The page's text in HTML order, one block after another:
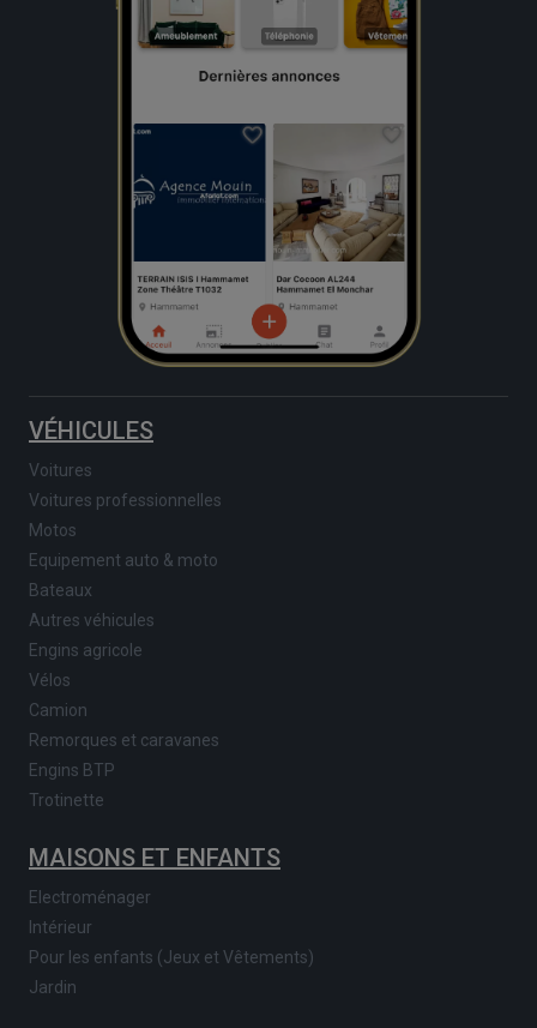
VÉHICULES
Voitures
Voitures professionnelles
Motos
Equipement auto & moto
Bateaux
Autres véhicules
Engins agricole
Vélos
Camion
Remorques et caravanes
Engins BTP
Trotinette
MAISONS ET ENFANTS
Electroménager
Intérieur
Pour les enfants (Jeux et Vêtements)
Jardin